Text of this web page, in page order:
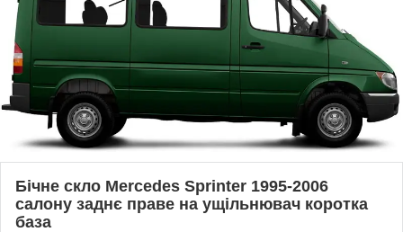
Бічне скло Mercedes Sprinter 1995-2006
салону заднє праве на ущільнювач коротка
база